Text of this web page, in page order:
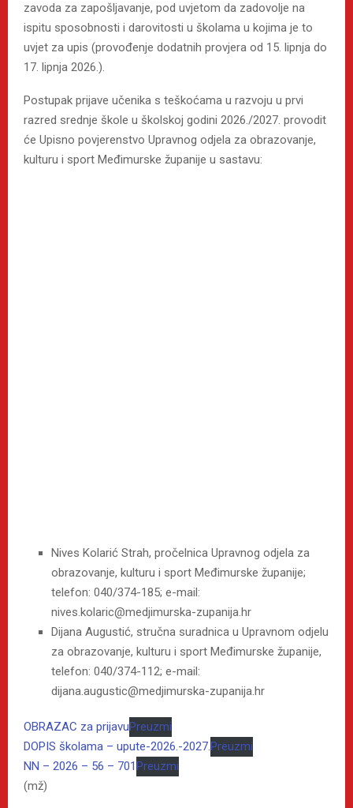
zavoda za zapošljavanje, pod uvjetom da zadovolje na
ispitu sposobnosti i darovitosti u školama u kojima je to
uvjet za upis (provođenje dodatnih provjera od 15. lipnja do
17. lipnja 2026.).
Postupak prijave učenika s teškoćama u razvoju u prvi
razred srednje škole u školskoj godini 2026./2027. provodit
će Upisno povjerenstvo Upravnog odjela za obrazovanje,
kulturu i sport Međimurske županije u sastavu:
Nives Kolarić Strah, pročelnica Upravnog odjela za
obrazovanje, kulturu i sport Međimurske županije;
telefon: 040/374-185; e-mail:
nives.kolaric@medjimurska-zupanija.hr
Dijana Augustić, stručna suradnica u Upravnom odjelu
za obrazovanje, kulturu i sport Međimurske županije,
telefon: 040/374-112; e-mail:
dijana.augustic@medjimurska-zupanija.hr
OBRAZAC za prijavuPreuzmi
DOPIS školama – upute-2026.-2027.Preuzmi
NN – 2026 – 56 – 701 Preuzmi
(mž)